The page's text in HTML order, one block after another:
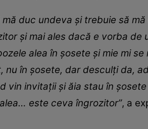
duc undeva și trebuie să
și mai ales dacă e vorba de
alea în șosete și mie mi
în șosete, dar desculți da,
vin invitații și ăia stau în
este ceva îngrozitor”, a